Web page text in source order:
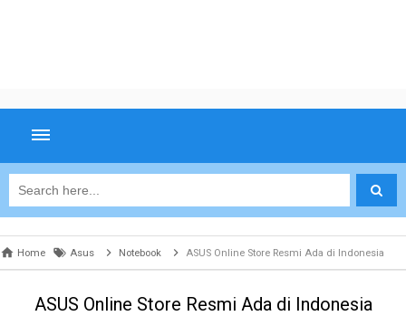
Home Asus Notebook ASUS Online Store Resmi Ada di Indonesia
ASUS Online Store Resmi Ada di Indonesia